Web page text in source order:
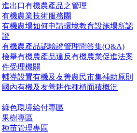
進出口有機農產品之管理
有機農業技術服務團
有機農場如何申請環境教育設施場所認
證
有機農產品認驗證管理問答集(Q&A)
檢舉有機農產品違反有機農業促進法案
件受理機關
輔導設置有機及友善農民市集補助原則
國內有機及友善耕作種植面積概況
綠色環境給付專區
果樹專區
種苗管理專區